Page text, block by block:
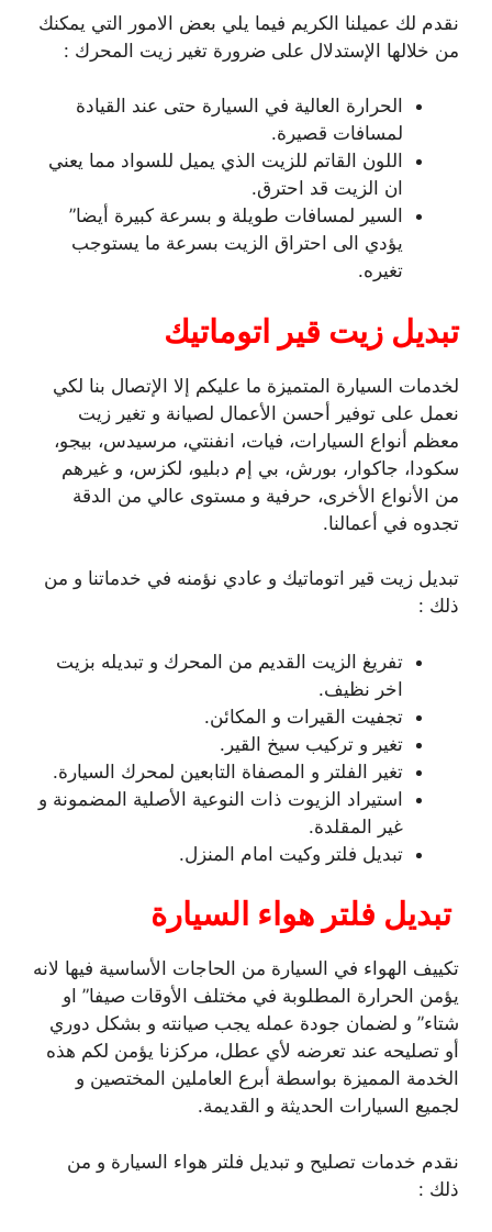
نقدم لك عميلنا الكريم فيما يلي بعض الامور التي يمكنك
من خلالها الإستدلال على ضرورة تغير زيت المحرك :
الحرارة العالية في السيارة حتى عند القيادة
لمسافات قصيرة.
اللون القاتم للزيت الذي يميل للسواد مما يعني
ان الزيت قد احترق.
السير لمسافات طويلة و بسرعة كبيرة أيضا”
يؤدي الى احتراق الزيت بسرعة ما يستوجب
تغيره.
تبديل زيت قير اتوماتيك
لخدمات السيارة المتميزة ما عليكم إلا الإتصال بنا لكي
نعمل على توفير أحسن الأعمال لصيانة و تغير زيت
معظم أنواع السيارات، فيات، انفنتي، مرسيدس، بيجو،
سكودا، جاكوار، بورش، بي إم دبليو، لكزس، و غيرهم
من الأنواع الأخرى، حرفية و مستوى عالي من الدقة
تجدوه في أعمالنا.
تبديل زيت قير اتوماتيك و عادي نؤمنه في خدماتنا و من
ذلك :
تفريغ الزيت القديم من المحرك و تبديله بزيت
اخر نظيف.
تجفيت القيرات و المكائن.
تغير و تركيب سيخ القير.
تغير الفلتر و المصفاة التابعين لمحرك السيارة.
استيراد الزيوت ذات النوعية الأصلية المضمونة و
غير المقلدة.
تبديل فلتر وكيت امام المنزل.
تبديل فلتر هواء السيارة
تكييف الهواء في السيارة من الحاجات الأساسية فيها لانه
يؤمن الحرارة المطلوبة في مختلف الأوقات صيفا” او
شتاء” و لضمان جودة عمله يجب صيانته و بشكل دوري
أو تصليحه عند تعرضه لأي عطل، مركزنا يؤمن لكم هذه
الخدمة المميزة بواسطة أبرع العاملين المختصين و
لجميع السيارات الحديثة و القديمة.
نقدم خدمات تصليح و تبديل فلتر هواء السيارة و من
ذلك :